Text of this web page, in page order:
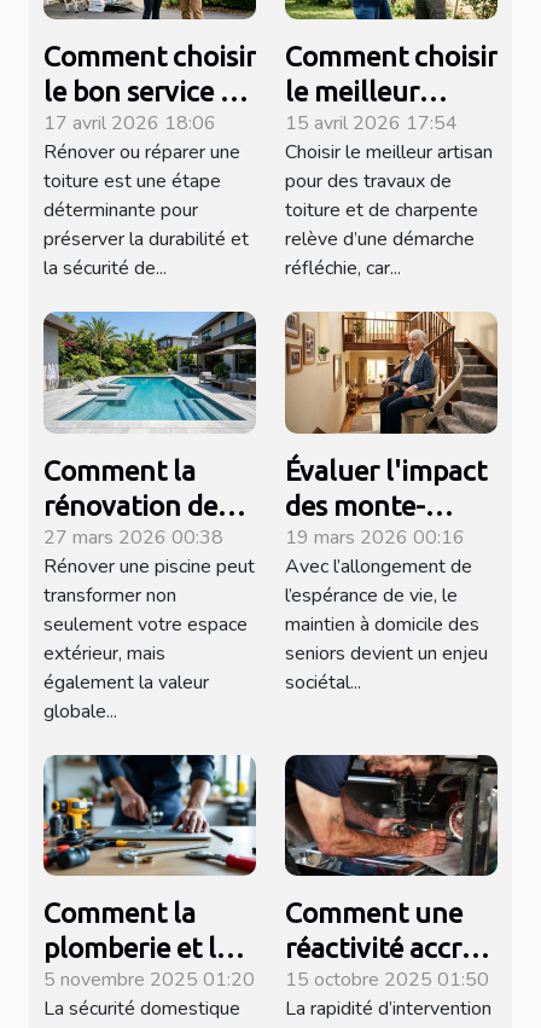
Comment choisir
le bon service de
réparation et
rénovation de
toiture ?
17 avril 2026 18:06
Rénover ou réparer une
toiture est une étape
déterminante pour
préserver la durabilité et
la sécurité de...
Comment choisir
le meilleur
artisan pour vos
travaux de
toiture et
charpente ?
15 avril 2026 17:54
Choisir le meilleur artisan
pour des travaux de
toiture et de charpente
relève d’une démarche
réfléchie, car...
Comment la
rénovation de
votre piscine
peut augmenter
la valeur de
votre propriété ?
27 mars 2026 00:38
Rénover une piscine peut
transformer non
seulement votre espace
extérieur, mais
également la valeur
globale...
Évaluer l'impact
des monte-
escaliers sur
l'autonomie des
seniors à
domicile
19 mars 2026 00:16
Avec l’allongement de
l’espérance de vie, le
maintien à domicile des
seniors devient un enjeu
sociétal...
Comment la
plomberie et la
serrurerie
modernes
5 novembre 2025 01:20
La sécurité domestique
Comment une
réactivité accrue
améliore les
services de
15 octobre 2025 01:50
La rapidité d’intervention